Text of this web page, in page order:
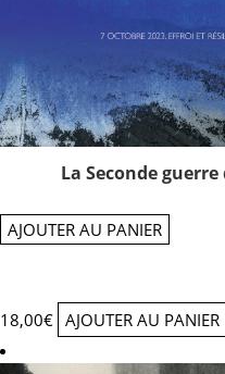
La Seconde guerre
AJOUTER AU PANIER
18,00€ AJOUTER AU PANIER